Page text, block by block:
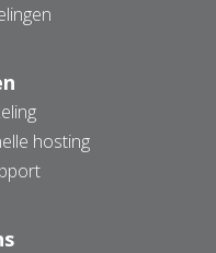
hosting